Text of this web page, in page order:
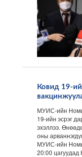
Ковид 19-
МУИС-ийн
19-ийн эсрэг
эхэллээ.
оны
МУИС-ийн
20:00